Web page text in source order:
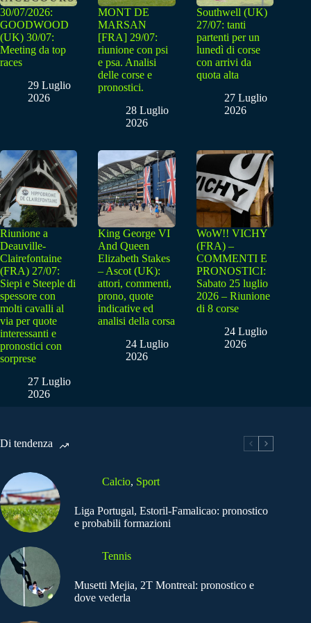
30/07/2026:
GOODWOOD
(UK) 30/07:
Meeting da top
races
29 Luglio
2026
MONT DE
MARSAN
[FRA] 29/07:
riunione con psi
e psa. Analisi
delle corse e
pronostici.
28 Luglio
2026
Southwell (UK)
27/07: tanti
partenti per un
lunedì di corse
con arrivi da
quota alta
27 Luglio
2026
Riunione a
Deauville-
Clairefontaine
(FRA) 27/07:
Siepi e Steeple di
spessore con
molti cavalli al
via per quote
interessanti e
pronostici con
sorprese
27 Luglio
2026
King George VI
And Queen
Elizabeth Stakes
– Ascot (UK):
attori, commenti,
prono, quote
indicative ed
analisi della corsa
24 Luglio
2026
WoW!! VICHY
(FRA) –
COMMENTI E
PRONOSTICI:
Sabato 25 luglio
2026 – Riunione
di 8 corse
24 Luglio
2026
Di tendenza
Calcio, Sport
Liga Portugal, Estoril-Famalicao: pronostico
e probabili formazioni
Tennis
Musetti Mejia, 2T Montreal: pronostico e
dove vederla